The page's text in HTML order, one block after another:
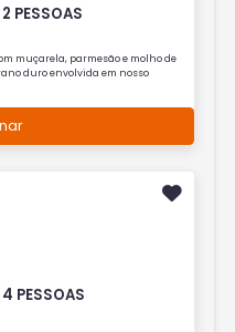
PESSOAS
muçarela, parmesão e molho de
duro envolvida em nosso
PESSOAS